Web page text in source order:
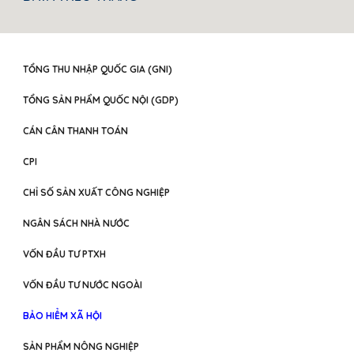
TỔNG THU NHẬP QUỐC GIA (GNI)
TỔNG SẢN PHẨM QUỐC NỘI (GDP)
CÁN CÂN THANH TOÁN
CPI
CHỈ SỐ SẢN XUẤT CÔNG NGHIỆP
NGÂN SÁCH NHÀ NƯỚC
VỐN ĐẦU TƯ PTXH
VỐN ĐẦU TƯ NƯỚC NGOÀI
BẢO HIỂM XÃ HỘI
SẢN PHẨM NÔNG NGHIỆP